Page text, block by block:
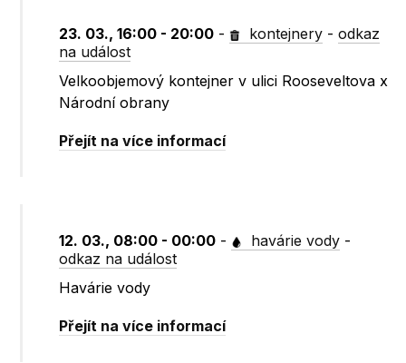
23. 03., 16:00 - 20:00 - kontejnery -odkaz
na událost
Velkoobjemový kontejner v ulici Rooseveltova x
Národní obrany
Přejít na více informací
12. 03., 08:00 - 00:00 - havárie vody -
odkaz na událost
Havárie vody
Přejít na více informací